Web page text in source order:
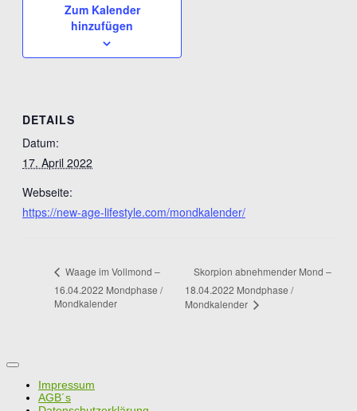
Zum Kalender
hinzufügen
DETAILS
Datum:
17. April 2022
Webseite:
https://new-age-lifestyle.com/mondkalender/
Waage im Vollmond –
16.04.2022 Mondphase /
Mondkalender
Skorpion abnehmender Mond –
18.04.2022 Mondphase /
Mondkalender
Impressum
AGB´s